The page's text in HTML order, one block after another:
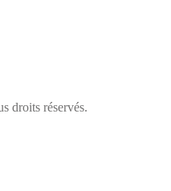
droits réservés.